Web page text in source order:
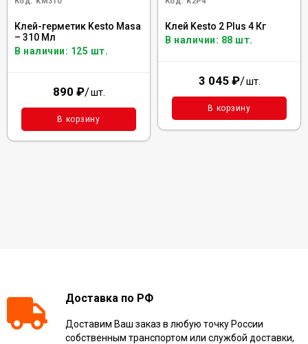
Клей-герметик Kesto Masa
– 310 Мл
В наличии: 125 шт.
890 ₽/шт.
В корзину
Клей Kesto 2 Plus 4 Кг
В наличии: 88 шт.
3 045 ₽/шт.
В корзину
Доставка по РФ
Доставим Ваш заказ в любую точку России
собственным транспортом или службой доставки,